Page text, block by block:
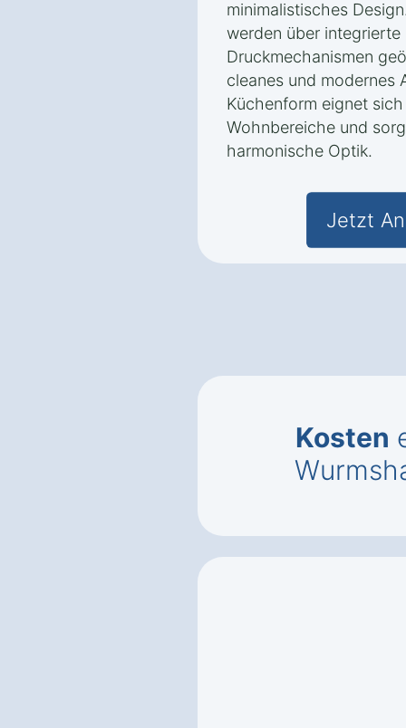
minimalistisches
werden über
Druckmechanismen
cleanes und modernes
Küchenform eignet
Wohnbereiche und
harmonische Optik.
Jetzt
Kosten